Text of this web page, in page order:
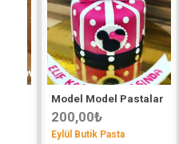
Model Model Pastalar
200,00₺
Eylül Butik Pasta